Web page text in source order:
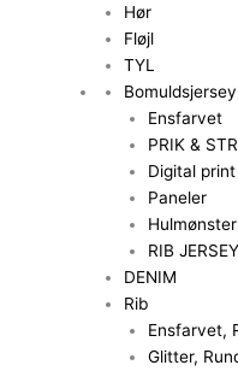
Hør
Fløjl
TYL
Bomuldsjersey
Ensfarvet
PRIK &
Digital print
Paneler
Hulmønster
RIB JERSEY
DENIM
Rib
Ensfarvet,
Glitter,